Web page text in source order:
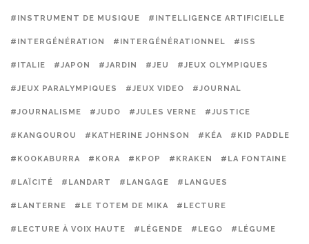
#INSTRUMENT DE MUSIQUE #INTELLIGENCE ARTIFICIELLE
#INTERGÉNÉRATION #INTERGÉNÉRATIONNEL #ISS
#ITALIE #JAPON #JARDIN #JEU #JEUX OLYMPIQUES
#JEUX PARALYMPIQUES #JEUX VIDEO #JOURNAL
#JOURNALISME #JUDO #JULES VERNE #JUSTICE
#KANGOUROU #KATHERINE JOHNSON #KÉA #KID PADDLE
#KOOKABURRA #KORA #KPOP #KRAKEN #LA FONTAINE
#LAÏCITÉ #LANDART #LANGAGE #LANGUES
#LANTERNE #LE TOTEM DE MIKA #LECTURE
#LECTURE À VOIX HAUTE #LÉGENDE #LEGO #LÉGUME